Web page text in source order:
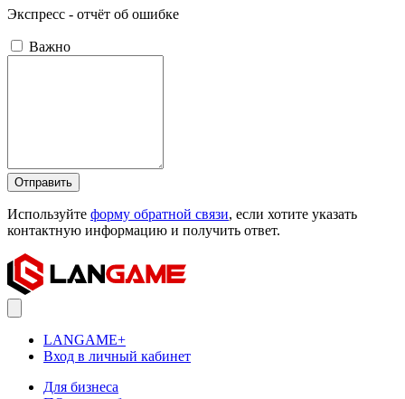
Экспресс - отчёт об ошибке
Важно
Отправить
Используйте форму обратной связи, если хотите указать
контактную информацию и получить ответ.
LANGAME+
Вход в личный кабинет
Для бизнеса